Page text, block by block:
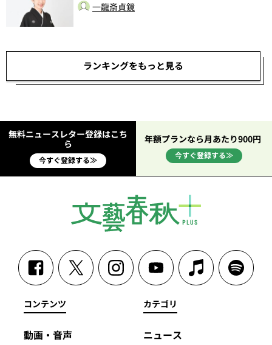
一龍斎貞鏡
ランキングをもっと見る
無料ニュースレター登録はこち
ら
今すぐ登録する≫
年額プランなら月あたり900円
今すぐ登録する≫
コンテンツ
動画・音声
カテゴリ
ニュース